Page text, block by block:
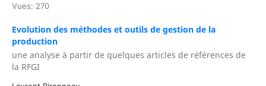
Vues: 270
Evolution des méthodes et outils de gestion de la
production
une analyse à partir de quelques articles de références de
la RFGI